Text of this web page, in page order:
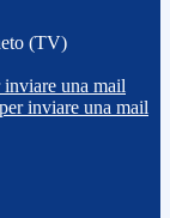
(TV)
una mail
inviare una mail